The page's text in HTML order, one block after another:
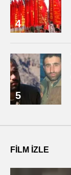
4
5
FILM IZLE